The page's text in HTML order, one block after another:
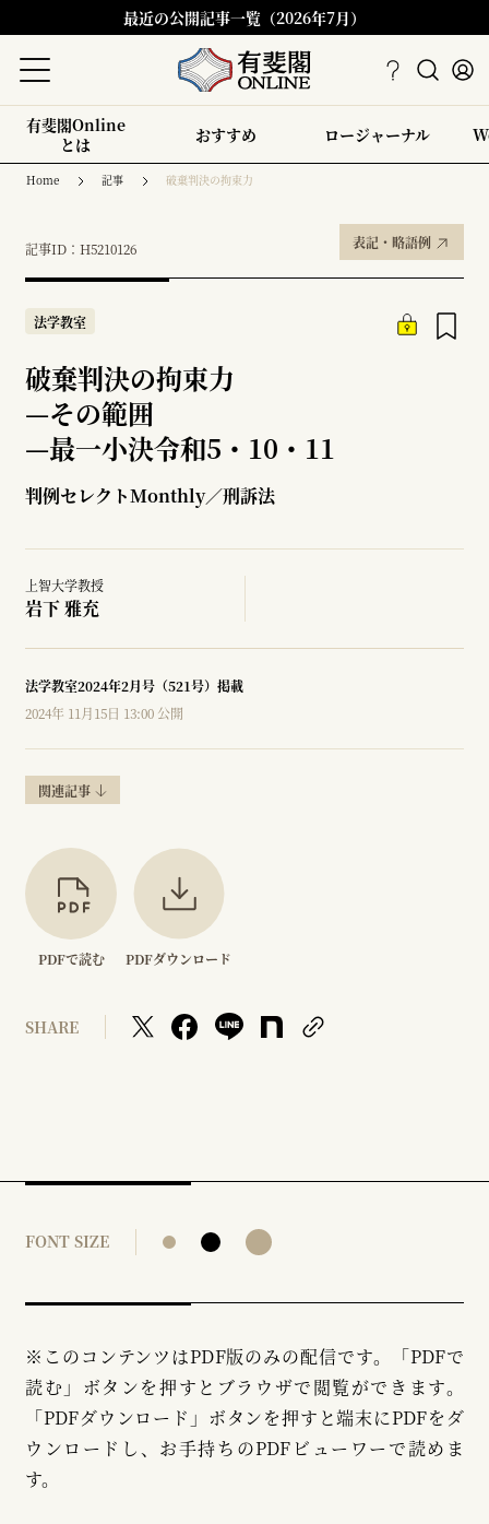
最近の公開記事一覧（2026年7月）
有斐閣Online
とは
おすすめ ロージャーナル
Home 記事 破棄判決の拘束力
記事ID：H5210126 表記・略語例
法学教室
破棄判決の拘束力
—その範囲
—最一小決令和5・10・11
判例セレクトMonthly／刑訴法
上智大学教授
岩下 雅充
法学教室2024年2月号（521号）掲載
2024年 11月15日 13:00 公開
関連記事
PDFで読む PDFダウンロード
SHARE
FONT SIZE
※このコンテンツはPDF版のみの配信です。「PDFで
読む」ボタンを押すとブラウザで閲覧ができます。
「PDFダウンロード」ボタンを押すと端末にPDFをダ
ウンロードし、お手持ちのPDFビューワーで読めま
す。